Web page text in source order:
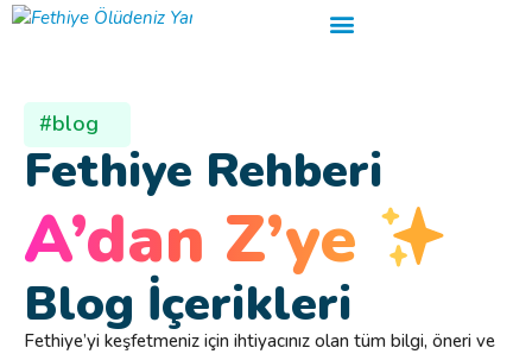
#blog
Fethiye Rehberi
A’dan Z’ye
Blog İçerikleri
Fethiye’yi keşfetmeniz için ihtiyacınız olan tüm bilgi, öneri ve